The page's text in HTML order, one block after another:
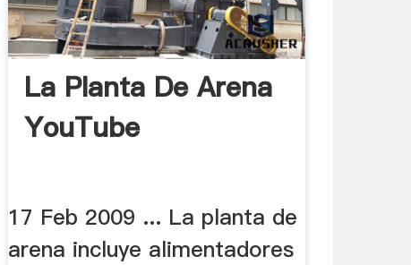
La Planta De Arena
YouTube
17 Feb 2009 ... La planta de
arena incluye alimentadores